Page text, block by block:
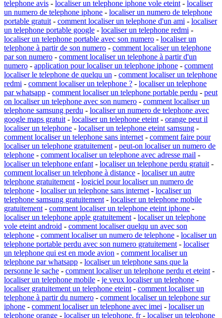
telephone avis - localiser un telephone iphone vole eteint - localiser
un numero de telephone iphone - localiser un numero de telephone
portable gratuit - comment localiser un telephone d'un ami - localiser
un telephone portable google - localiser un telephone redmi -
localiser un telephone portable avec son numero - localiser un
telephone à partir de son numero - comment localiser un telephone
par son numero - comment localiser un telephone à partir d'un
numero - application pour localiser un telephone iphone - comment
localiser le telephone de quelqu un - comment localiser un telephone
redmi - comment localiser un telephone ? - localiser un telephone
par whatsapp - comment localiser un telephone portable perdu - peut
on localiser un telephone avec son numero - comment localiser un
telephone samsung perdu - localiser un numero de telephone avec
google maps gratuit - localiser un telephone eteint - orange peut il
localiser un telephone - localiser un telephone eteint samsung -
comment localiser un telephone sans internet - comment faire pour
localiser un telephone gratuitement - peut-on localiser un numero de
telephone - comment localiser un telephone avec adresse mail -
localiser un telephone enfant - localiser un telephone perdu gratuit -
comment localiser un telephone à distance - localiser un autre
telephone gratuitement - logiciel pour localiser un numero de
telephone - localiser un telephone sans internet - localiser un
telephone samsung gratuitement - localiser un telephone mobile
gratuitement - comment localiser un telephone eteint iphone -
localiser un telephone apple gratuitement - localiser un telephone
vole eteint android - comment localiser quelqu un avec son
telephone - comment localiser un numero de telephone - localiser un
telephone portable perdu avec son numero gratuitement - localiser
un telephone qui est en mode avion - comment localiser un
telephone par whatsapp - localiser un telephone sans que la
personne le sache - comment localiser un telephone perdu et eteint -
localiser un telephone mobile - je veux localiser un telephone -
localiser gratuitement un telephone eteint - comment localiser un
telephone à partir du numero - comment localiser un telephone sur
iphone - comment localiser un telephone avec imei - localiser un
telephone orange - localiser un telephone. fr- localiser un telephone